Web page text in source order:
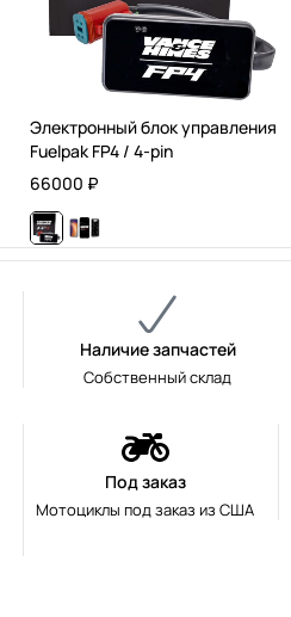
Электронный блок управления
Fuelpak FP4 / 4-pin
66000 ₽
Наличие запчастей
Собственный склад
Под заказ
Мотоциклы под заказ из США